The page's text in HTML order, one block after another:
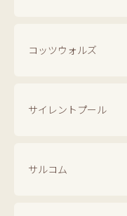
コッツウォルズ
サイレントプール
サルコム